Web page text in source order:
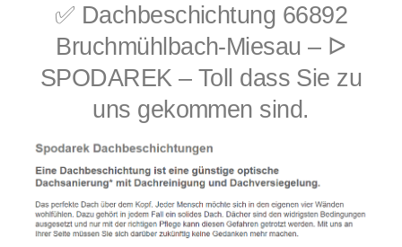
✅ Dachbeschichtung 66892
Bruchmühlbach-Miesau – ᐅ
SPODAREK – Toll dass Sie zu
uns gekommen sind.